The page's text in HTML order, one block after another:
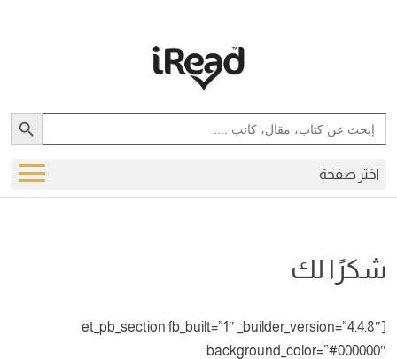
Search
for:
Search Button
اختر صفحة
شكرًا لك
[et_pb_section fb_built=”1″ _builder_version=”4.4.8″
background_color=”#000000″